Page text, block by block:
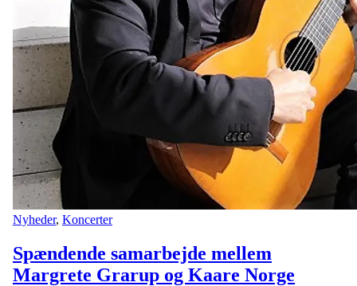
Nyheder, Koncerter
Spændende samarbejde mellem
Margrete Grarup og Kaare Norge